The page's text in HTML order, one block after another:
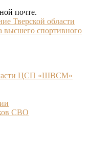
почте.
Тверской области
высшего спортивного
ЦСП «ШВСМ»
СВО